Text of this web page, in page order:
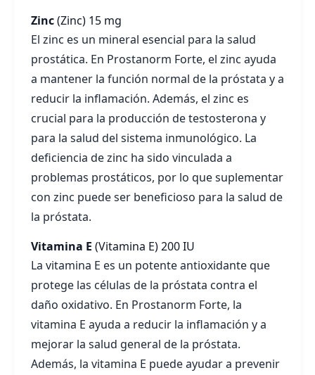
Zinc(Zinc) 15 mg
El zinc es un mineral esencial para la salud
prostática. En Prostanorm Forte, el zinc ayuda
a mantener la función normal de la próstata y a
reducir la inflamación. Además, el zinc es
crucial para la producción de testosterona y
para la salud del sistema inmunológico. La
deficiencia de zinc ha sido vinculada a
problemas prostáticos, por lo que suplementar
con zinc puede ser beneficioso para la salud de
la próstata.
Vitamina E (Vitamina E)200 IU
La vitamina E es un potente antioxidante que
protege las células de la próstata contra el
daño oxidativo. En Prostanorm Forte, la
vitamina E ayuda a reducir la inflamación y a
mejorar la salud general de la próstata.
Además, la vitamina E puede ayudar a prevenir